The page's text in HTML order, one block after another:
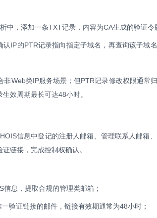
中，添加一条TXT记录，内容为CA生成的验证令
认IP的PTR记录指向指定子域名，再查询该子域
非Web类IP服务场景；但PTR记录修改权限通常
效周期最长可达48小时。
信息中登记的注册人邮箱、管理联系人邮箱
链接，完成控制权确认。
息，提取合规的管理类邮箱；
验证链接的邮件，链接有效期通常为48小时；